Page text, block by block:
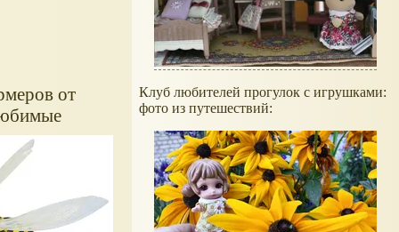
от
Клуб любителей прогулок с игрушками:
фото из путешествий: